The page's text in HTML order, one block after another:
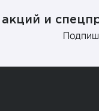
акций и